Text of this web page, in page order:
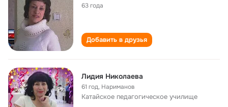
63 года
Добавить в друзья
Лидия Николаева
61 год, Нариманов
Катайское педагогическое училище